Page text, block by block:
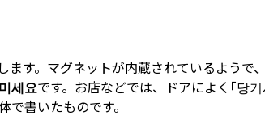
す。マグネットが内蔵されているようで
세요です。お店などでは、ドアによく｢당
書いたものです。